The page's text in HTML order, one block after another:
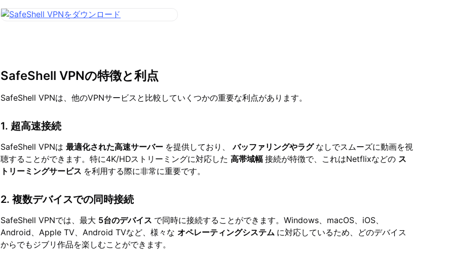
SafeShell VPNの特徴と利点
SafeShell VPNは、他のVPNサービスと比較していくつかの重要な利点があります。
1. 超高速接続
SafeShell VPNは最適化された高速サーバー を提供しており、バッファリングやラグ なしでスムーズに動画を視
聴することができます。特に4K/HDストリーミングに対応した高帯域幅接続が特徴で、これはNetflixなどの ス
トリーミングサービス を利用する際に非常に重要です。
2. 複数デバイスでの同時接続
SafeShell VPNでは、最大 5台のデバイス で同時に接続することができます。Windows、macOS、iOS、
Android、Apple TV、Android TVなど、様々なオペレーティングシステム に対応しているため、どのデバイス
からでもジブリ作品を楽しむことができます。